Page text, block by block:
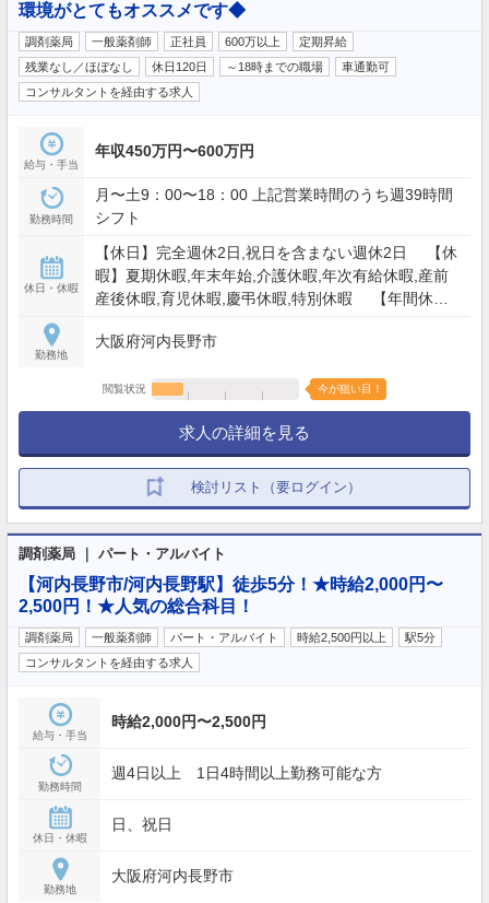
環境がとてもオススメです◆
調剤薬局 一般薬剤師 正社員 600万以上
定期昇給
残業なし／ほぼなし
休日120日 ～18時までの職場
車通勤可
コンサルタントを経由する求人
給与・手当
年収450万円〜600万円
勤務時間
月〜土9：00〜18：00 上記営業時間のうち週39時間
シフト
休日・休暇
【休日】完全週休2日,祝日を含まない週休2日 【休
暇】夏期休暇,年末年始,介護休暇,年次有給休暇,産前
産後休暇,育児休暇,慶弔休暇,特別休暇 【年間休
勤務地
大阪府河内長野市
閲覧状況 今が狙い目！
求人の詳細を見る
検討リスト（要ログイン）
調剤薬局 ｜ パート・アルバイト
【河内長野市/河内長野駅】徒歩5分！★時給2,000円〜
2,500円！★人気の総合科目！
調剤薬局 一般薬剤師 パート・アルバイト 時給2,500円以上
駅5分
コンサルタントを経由する求人
給与・手当
時給2,000円〜2,500円
勤務時間
週4日以上 1日4時間以上勤務可能な方
休日・休暇
日、祝日
勤務地
大阪府河内長野市